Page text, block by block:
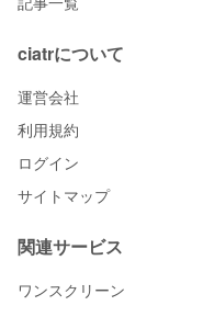
ciatrについて
運営会社
利用規約
ログイン
サイトマップ
関連サービス
ワンスクリーン